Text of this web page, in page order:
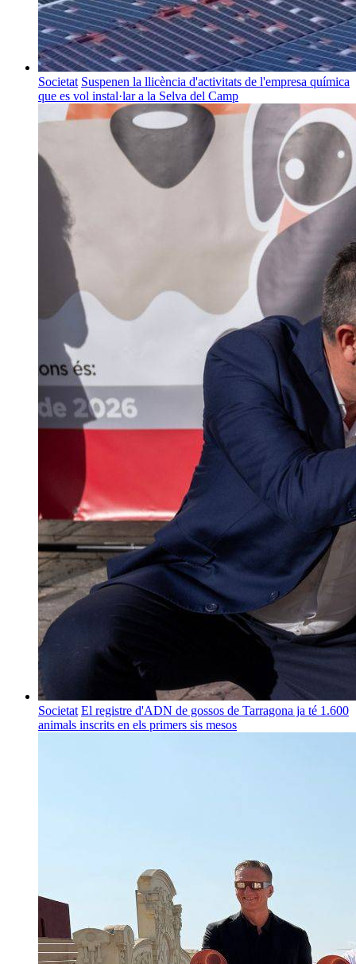
Societat Suspenen la llicència d'activitats de l'empresa química
que es vol instal·lar a la Selva del Camp
Societat El registre d'ADN de gossos de Tarragona ja té 1.600
animals inscrits en els primers sis mesos